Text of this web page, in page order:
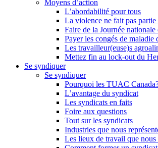
Moyens d’action
L’abordabilité pour tous
La violence ne fait pas
Faire de la Journée
Payer les congés de maladie
Les travailleur(euse)s
Mettez fin au lock-out du
Se syndiquer
Se syndiquer
Pourquoi les TUAC
L’avantage du syndicat
Les syndicats en faits
Foire aux questions
Tout sur les syndicats
Industries que nous
Les lieux de travail que nous